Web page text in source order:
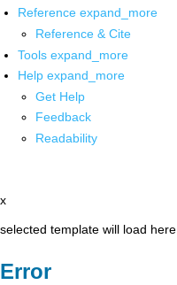
Reference expand_more
Reference & Cite
Tools expand_more
Help expand_more
Get Help
Feedback
Readability
x
selected template will load here
Error